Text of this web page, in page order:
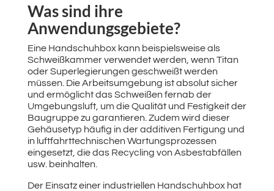
Was sind ihre
Anwendungsgebiete?
Eine Handschuhbox kann beispielsweise als
Schweißkammer verwendet werden, wenn Titan
oder Superlegierungen geschweißt werden
müssen. Die Arbeitsumgebung ist absolut sicher
und ermöglicht das Schweißen fernab der
Umgebungsluft, um die Qualität und Festigkeit der
Baugruppe zu garantieren. Zudem wird dieser
Gehäusetyp häufig in der additiven Fertigung und
in luftfahrttechnischen Wartungsprozessen
eingesetzt, die das Recycling von Asbestabfällen
usw. beinhalten.
Der Einsatz einer industriellen Handschuhbox hat